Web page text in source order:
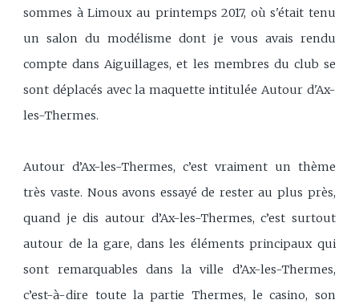
sommes à Limoux au printemps 2017, où s'était tenu
un salon du modélisme dont je vous avais rendu
compte dans Aiguillages, et les membres du club se
sont déplacés avec la maquette intitulée Autour d'Ax-
les-Thermes.
Autour d’Ax-les-Thermes, c’est vraiment un thème
très vaste. Nous avons essayé de rester au plus près,
quand je dis autour d’Ax-les-Thermes, c’est surtout
autour de la gare, dans les éléments principaux qui
sont remarquables dans la ville d’Ax-les-Thermes,
c’est-à-dire toute la partie Thermes, le casino, son